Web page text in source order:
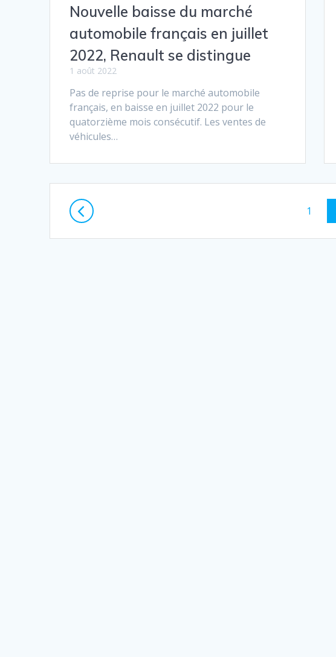
Nouvelle baisse du marché
automobile français en juillet
2022, Renault se distingue
1 août 2022
Pas de reprise pour le marché automobile
français, en baisse en juillet 2022 pour le
quatorzième mois consécutif. Les ventes de
véhicules…
Navigation
au
Page
1